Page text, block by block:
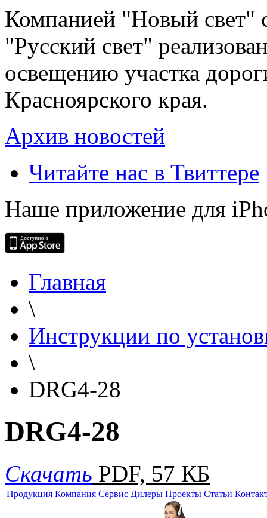
Компанией "Новый свет"
"Русский свет"
освещению участка
Красноярского края.
Архив новостей
Читайте нас в Твиттере
Наше приложение для
Главная
\
Инструкции по
\
DRG4-28
DRG4-28
Скачать PDF, 57 КБ
Продукция Компания Сервис Дилеры Проекты Статьи